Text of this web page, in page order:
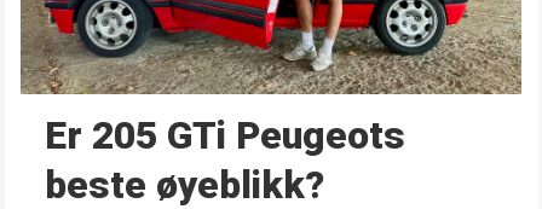
Er 205 GTi Peugeots
beste øyeblikk?